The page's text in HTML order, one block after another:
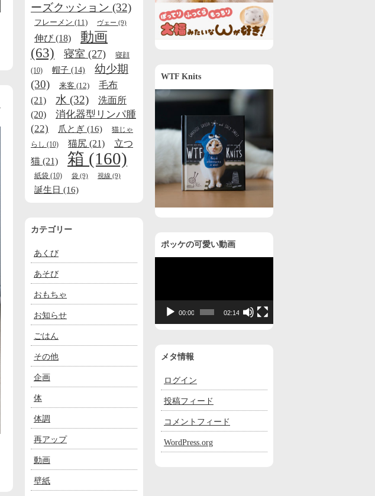
ーズクッション (32)
フレーメン (11) ヴェー (9)
伸び (18)
動画
(63)
寝室 (27)
寝顔
(10)
帽子 (14)
幼少期
(30)
来客 (12)
毛布
(21)
水 (32)
洗面所
(20)
消化器型リンパ腫
(22)
爪とぎ (16)
猫じゃ
らし (10) 猫尻 (21)
立つ
猫 (21) 箱 (160)
紙袋 (10) 袋 (9) 視線 (9)
誕生日 (16)
カテゴリー
あくび
あそび
おもちゃ
お知らせ
ごはん
その他
企画
体
体調
再アップ
動画
壁紙
WTF Knits
ポッケの可愛い動画
レ
00:00 02:14
メタ情報
ログイン
投稿フィード
コメントフィード
WordPress.org